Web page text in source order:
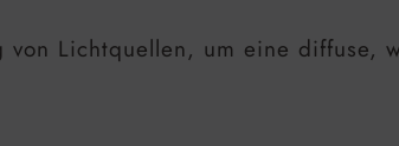
von Lichtquellen, um eine diffuse,